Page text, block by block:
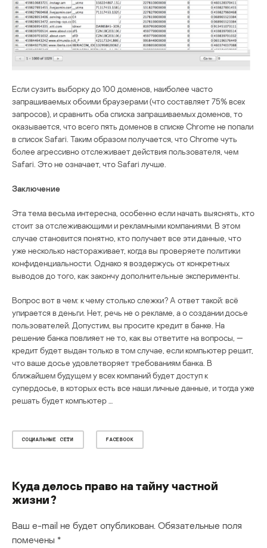
Если сузить выборку до 100 доменов, наиболее часто
запрашиваемых обоими браузерами (что составляет 75% всех
запросов), и сравнить оба списка запрашиваемых доменов, то
оказывается, что всего пять доменов в списке Chrome не попали
в список Safari. Таким образом получается, что Chrome чуть
более агрессивно отслеживает действия пользователя, чем
Safari. Это не означает, что Safari лучше.
Заключение
Эта тема весьма интересна, особенно если начать выяснять, кто
стоит за отслеживающими и рекламными компаниями. В этом
случае становится понятно, кто получает все эти данные, что
уже несколько настораживает, когда вы проверяете политики
конфиденциальности. Однако я воздержусь от конкретных
выводов до того, как закончу дополнительные эксперименты.
Вопрос вот в чем: к чему столько слежки? А ответ такой: всё
упирается в деньги. Нет, речь не о рекламе, а о создании досье
пользователей. Допустим, вы просите кредит в банке. На
решение банка повлияет не то, как вы ответите на вопросы, —
кредит будет выдан только в том случае, если компьютер решит,
что ваше досье удовлетворяет требованиям банка. В
ближайшем будущем у всех компаний будет доступ к
супердосье, в которых есть все наши личные данные, и тогда уже
решать будет компьютер …
СОЦИАЛЬНЫЕ СЕТИ FACEBOOK
Куда делось право на тайну частной
жизни?
Ваш e-mail не будет опубликован. Обязательные поля
помечены *